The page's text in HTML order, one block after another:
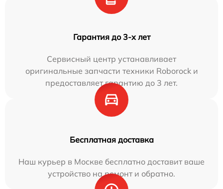
Гарантия до 3-х лет
Сервисный центр устанавливает
оригинальные запчасти техники Roborock и
предоставляет гарантию до 3 лет.
Бесплатная доставка
Наш курьер в Москве бесплатно доставит ваше
устройство на ремонт и обратно.